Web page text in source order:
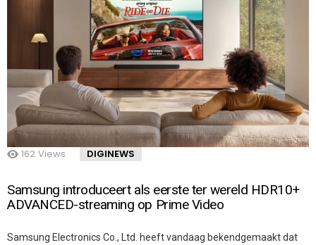
162 Views DIGINEWS
Samsung introduceert als eerste ter wereld HDR10+
ADVANCED-streaming op Prime Video
Samsung Electronics Co., Ltd. heeft vandaag bekendgemaakt dat